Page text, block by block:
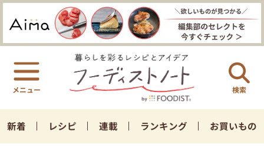
検索
新着 レシピ 連載 ランキング お買いもの